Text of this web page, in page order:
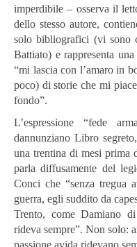
imperdibile – osserva il
dello stesso autore,
solo bibliografici (vi sono
Battiato) e rappresenta
“mi lascia con l’amaro in
poco) di storie che mi
fondo”.
L’espressione “fede
dannunziano Libro
una trentina di mesi prima
parla diffusamente del
Conci che “senza tregua
guerra, egli suddito da
Trento, come Damiano
rideva sempre”. Non solo:
passione avida ridevano